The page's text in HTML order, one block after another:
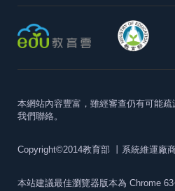
本網站內容豐富，雖經審查仍有可能疏
我們聯絡。
Copyright©2014教育部 丨系統維運廠
本站建議最佳瀏覽器版本為 Chrome